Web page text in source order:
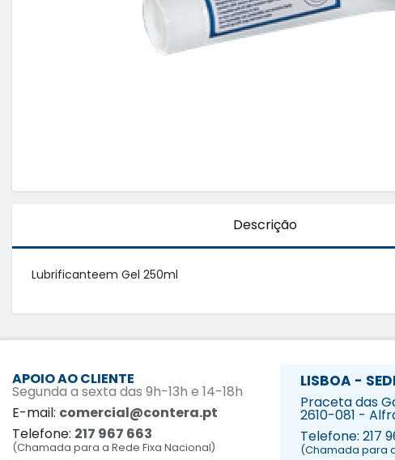
Descrição
Lubrificanteem Gel 250ml
APOIO AO CLIENTE
Segunda a sexta das 9h-13h e 14-18h
E-mail: comercial@contera.pt
Telefone: 217 967 663
(Chamada para a Rede Fixa Nacional)
LISBOA -
Praceta das
2610-081 -
Telefone: 217
(Chamada para